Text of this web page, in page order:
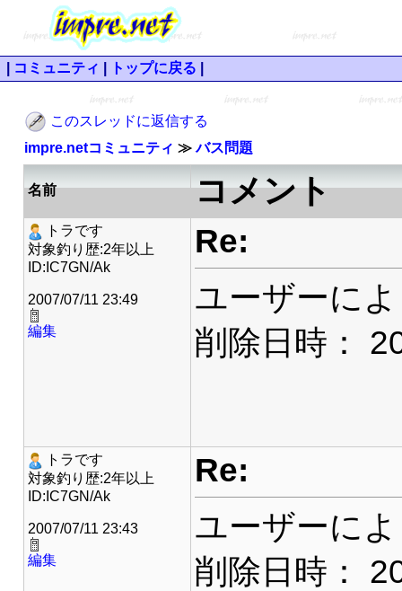
コミュニティ トップに戻る
このスレッドに返信する
impre.netコミュニティ ≫バス問題
名前 コメント
トラです
対象釣り歴:2年以上
ID:IC7GN/Ak
2007/07/11 23:49
編集
Re:
ユーザーに
削除日時：
トラです
対象釣り歴:2年以上
ID:IC7GN/Ak
2007/07/11 23:43
編集
Re:
ユーザーに
削除日時：